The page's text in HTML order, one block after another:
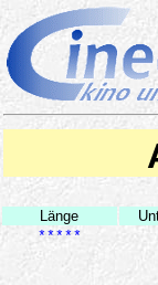
Länge
*****